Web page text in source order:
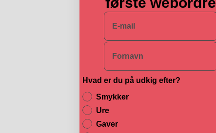
E-mail
Navn
Hvad er du på udkig efter?
Smykker
Ure
Gaver